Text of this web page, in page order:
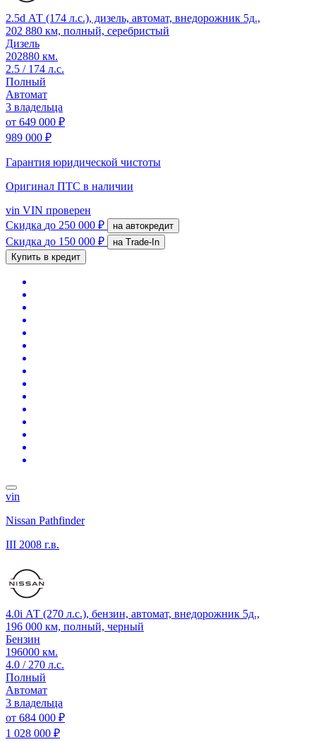
2.5d АТ (174 л.с.), дизель, автомат, внедорожник 5д.,
202 880 км, полный, серебристый
Дизель
202880 км.
2.5 / 174 л.с.
Полный
Автомат
3 владельца
от 649 000 ₽
989 000 ₽
Гарантия юридической чистоты
Оригинал ПТС в наличии
vin VIN проверен
Скидка до 250 000 ₽ на автокредит
Скидка до 150 000 ₽
на Trade-In
Купить в кредит
vin
Nissan Pathfinder
III 2008 г.в.
4.0i АТ (270 л.с.), бензин, автомат, внедорожник 5д.,
196 000 км, полный, черный
Бензин
196000 км.
4.0 / 270 л.с.
Полный
Автомат
3 владельца
от 684 000 ₽
1 028 000 ₽